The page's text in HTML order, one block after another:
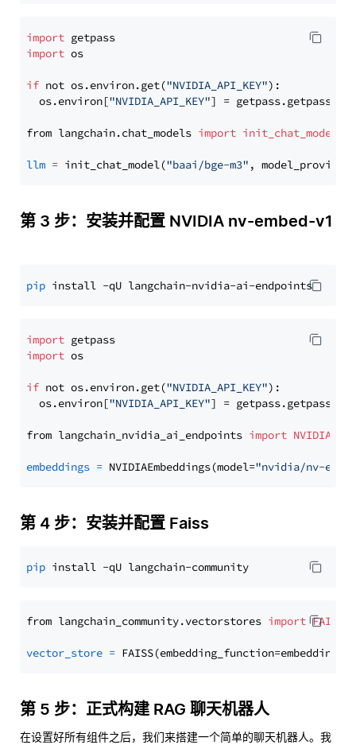
import
import os
if not os.environ.get("NVIDIA_API_KEY"):
  os.environ[
"NVIDIA_API_KEY"] = getpass.getpass(
from langchain.chat_models import init_chat_model
llm = init_chat_model("baai/bge-m3" , model_provider=
第 3 步：安装并配置 NVIDIA nv-embed-v1
pip
import
import os
if not os.environ.get("NVIDIA_API_KEY"):
  os.environ[
"NVIDIA_API_KEY"] = getpass.getpass(
from langchain_nvidia_ai_endpoints import
embeddings = NVIDIAEmbeddings(model="nvidia/nv-
第 4 步：安装并配置 Faiss
pip
from langchain_community.vectorstores import FAISS
vector_store =
第 5 步：正式构建 RAG 聊天机器人
在设置好所有组件之后，我们来搭建一个简单的聊天机器人。我